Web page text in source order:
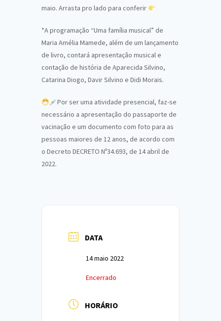
maio. Arrasta pro lado para conferir
*A programação “Uma família musical” de
Maria Amélia Mamede, além de um lançamento
de livro, contará apresentação musical e
contação de história de Aparecida Silvino,
Catarina Diogo, Davir Silvino e Didi Morais.
Por ser uma atividade presencial, faz-se
necessário a apresentação do passaporte de
vacinação e um documento com foto para as
pessoas maiores de 12 anos, de acordo com
o Decreto DECRETO Nº34.693, de 14 abril de
2022.
DATA
14 maio 2022
Encerrado
HORÁRIO